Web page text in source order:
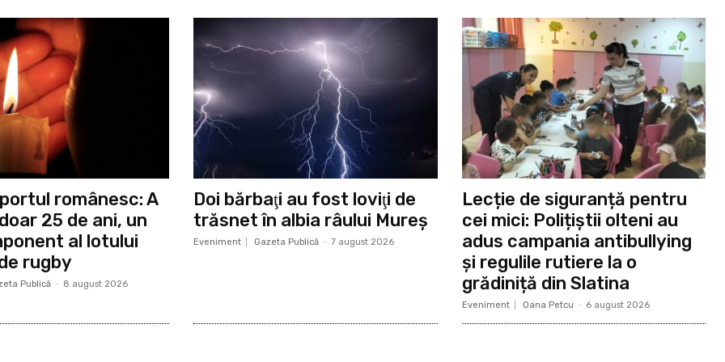
românesc: A
25 de ani, un
al lotului
rugby
Publică - 8 august 2026
Doi bărbaţi au fost loviţi de
trăsnet în albia râului Mureș
Eveniment Gazeta Publică - 7 august 2026
Lecție de siguranță pentru
cei mici: Polițiștii olteni au
adus campania antibullying
și regulile rutiere la o
grădiniță din Slatina
Eveniment Oana Petcu - 6 august 2026